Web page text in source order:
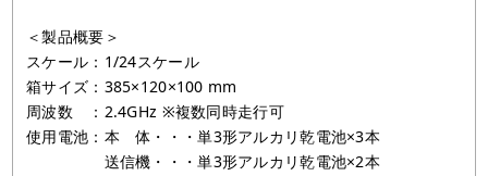
＜製品概要＞
スケール：1/24スケール
箱サイズ：385×120×100 mm
周波数 ：2.4GHz ※複数同時走行可
使用電池：本 体・・・単3形アルカリ乾電池×3本
送信機・・・単3形アルカリ乾電池×2本